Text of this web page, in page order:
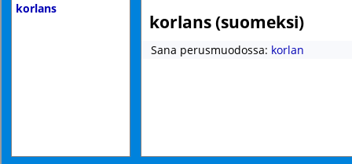
korlans
korlans (suomeksi)
Sana perusmuodossa: korlan